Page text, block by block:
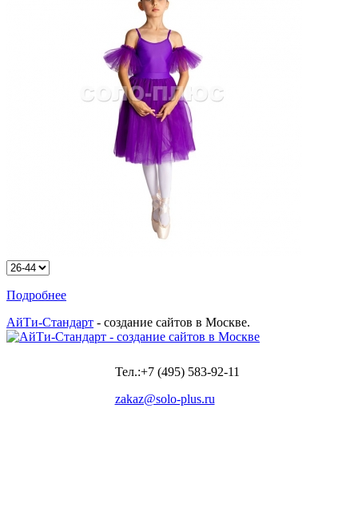
Подробнее
АйТи-Стандарт - создание сайтов в Москве.
Тел.:+7 (495) 583-92-11
zakaz@solo-plus.ru